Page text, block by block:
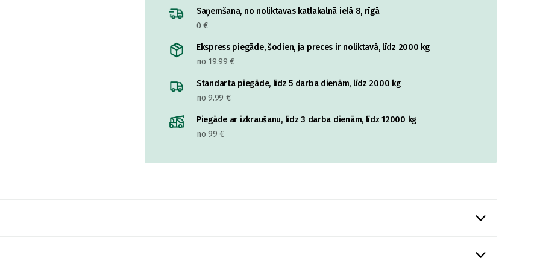
Saņemšana, no noliktavas katlakalnā ielā 8, rīgā
0 €
Ekspress piegāde, šodien, ja preces ir noliktavā, līdz 2000 kg
no 19.99 €
Standarta piegāde, līdz 5 darba dienām, līdz 2000 kg
no 9.99 €
Piegāde ar izkraušanu, līdz 3 darba dienām, līdz 12000 kg
no 99 €